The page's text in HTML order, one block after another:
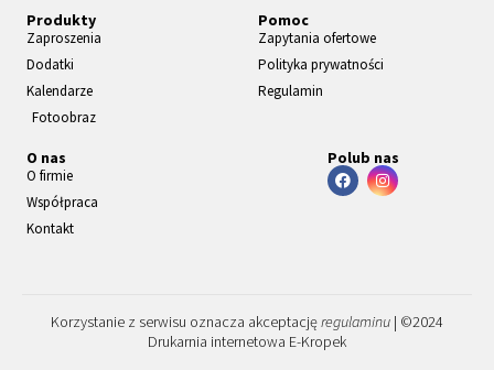
Produkty
Zaproszenia
Dodatki
Kalendarze
Fotoobraz
Pomoc
Zapytania ofertowe
Polityka prywatności
Regulamin
O nas
O firmie
Współpraca
Kontakt
Polub nas
Korzystanie z serwisu oznacza akceptacjęregulaminu | ©2024
Drukarnia internetowa E-Kropek